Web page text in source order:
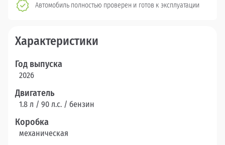
Автомобиль полностью проверен и готов к эксплуатации
Характеристики
Год выпуска
2026
Двигатель
1.8 л / 90 л.c. / бензин
Коробка
механическая